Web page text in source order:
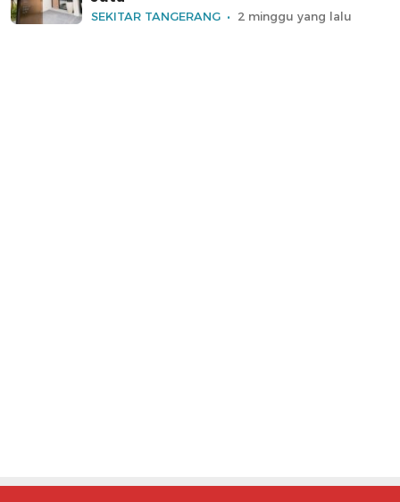
SEKITAR TANGERANG 2 minggu yang lalu